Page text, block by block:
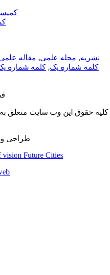
نشریه, مجله علمی, مقاله
کلمه شماره یک, کلمه شماره
کلیه حقوق این وب سایت متعلق به
طراحی و
vision Future Cities